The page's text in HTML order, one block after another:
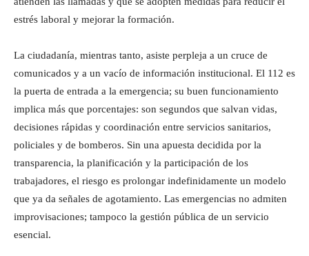
estrés laboral y mejorar la formación.
La ciudadanía, mientras tanto, asiste perpleja a un cruce de
comunicados y a un vacío de información institucional. El 112 es
la puerta de entrada a la emergencia; su buen funcionamiento
implica más que porcentajes: son segundos que salvan vidas,
decisiones rápidas y coordinación entre servicios sanitarios,
policiales y de bomberos. Sin una apuesta decidida por la
transparencia, la planificación y la participación de los
trabajadores, el riesgo es prolongar indefinidamente un modelo
que ya da señales de agotamiento. Las emergencias no admiten
improvisaciones; tampoco la gestión pública de un servicio
esencial.